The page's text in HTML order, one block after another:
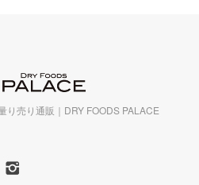
り売り通販｜DRY FOODS PALACE